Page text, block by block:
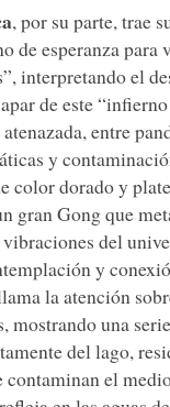
, por su parte, trae
de esperanza para
interpretando el
de este
entre
y
color dorado y
gran Gong que
del
y
la atención
mostrando una
del lago,
contaminan el